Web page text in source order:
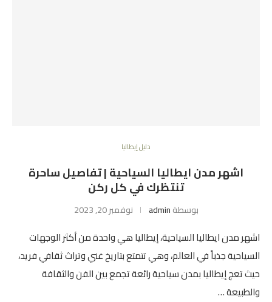
دليل إيطاليا
اشهر مدن ايطاليا السياحية | تفاصيل ساحرة
تنتظرك في كل ركن
بوسطةadmin نوفمبر 20, 2023
اشهر مدن ايطاليا السياحية، إيطاليا هي واحدة من أكثر الوجهات
السياحية جذباً في العالم، وهي تتمتع بتاريخ غني وتراث ثقافي فريد،
حيث تعج إيطاليا بمدن سياحية رائعة تجمع بين الفن والثقافة
والطبيعة …